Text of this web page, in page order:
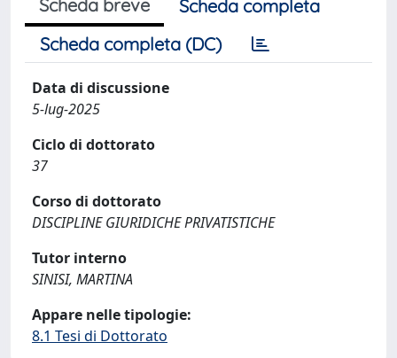
Scheda breve
Scheda completa
Scheda completa (DC)
Data di discussione
5-lug-2025
Ciclo di dottorato
37
Corso di dottorato
DISCIPLINE GIURIDICHE PRIVATISTICHE
Tutor interno
SINISI, MARTINA
Appare nelle tipologie:
8.1 Tesi di Dottorato